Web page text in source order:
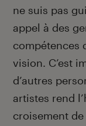
ne suis pas
appel à des
compétences
vision. C’est
d’autres
artistes rend
croisement